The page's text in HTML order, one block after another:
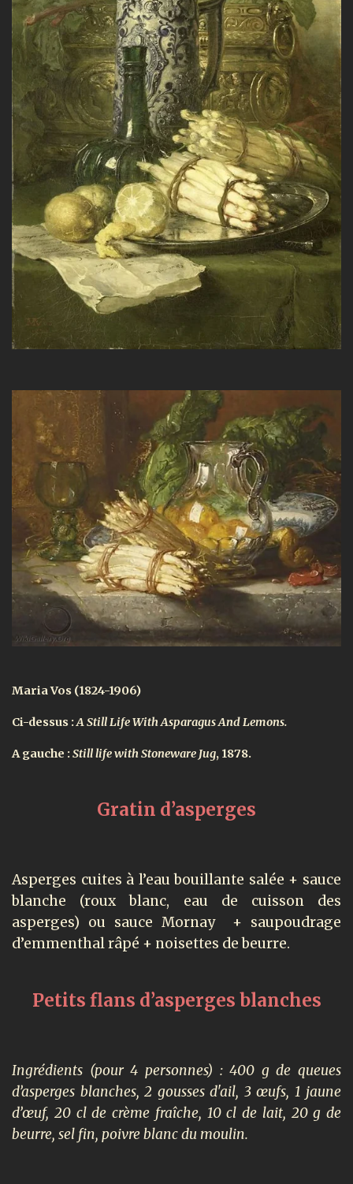
Maria Vos (1824-1906)
Ci-dessus :A Still Life With Asparagus And Lemons.
A gauche :Still life with Stoneware Jug, 1878.
Gratin d’asperges
Asperges cuites à l’eau bouillante salée + sauce
blanche (roux blanc, eau de cuisson des
asperges) ou sauce Mornay + saupoudrage
d’emmenthal râpé + noisettes de beurre.
Petits flans d’asperges blanches
Ingrédients (pour 4 personnes) : 400 g de queues
d’asperges blanches, 2 gousses d'ail, 3 œufs, 1 jaune
d’œuf, 20 cl de crème fraîche, 10 cl de lait, 20 g de
beurre, sel fin, poivre blanc du moulin.